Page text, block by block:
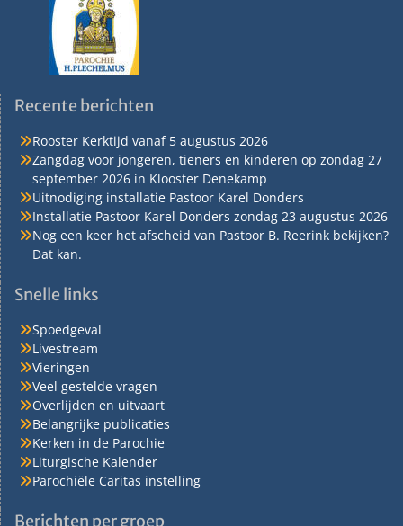
Recente berichten
Rooster Kerktijd vanaf 5 augustus 2026
Zangdag voor jongeren, tieners en kinderen op zondag 27
september 2026 in Klooster Denekamp
Uitnodiging installatie Pastoor Karel Donders
Installatie Pastoor Karel Donders zondag 23 augustus 2026
Nog een keer het afscheid van Pastoor B. Reerink bekijken?
Dat kan.
Snelle links
Spoedgeval
Livestream
Vieringen
Veel gestelde vragen
Overlijden en uitvaart
Belangrijke publicaties
Kerken in de Parochie
Liturgische Kalender
Parochiële Caritas instelling
Berichten per groep